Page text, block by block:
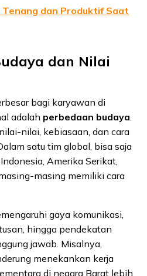
dan Produktif Saat
dan Nilai
bagi karyawan di
adalah perbedaan budaya
nilai, kebiasaan, dan cara
satu tim global, bisa saja
Amerika Serikat,
masing memiliki cara
gaya komunikasi,
hingga pendekatan
jawab. Misalnya,
menekankan kerja
di negara Barat lebih